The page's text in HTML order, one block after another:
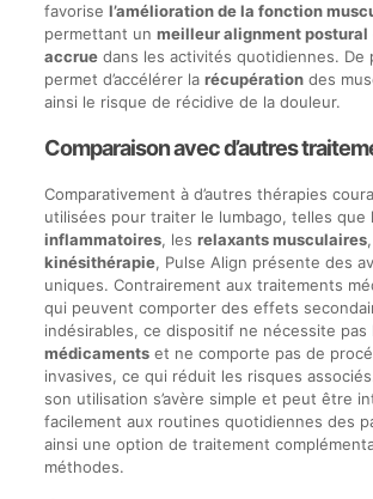
favorise l’amélioration de la fonction
permettant un meilleur alignment postural
accruedans les activités quotidiennes. De
permet d’accélérer la récupérationdes
ainsi le risque de récidive de la douleur.
Comparaison avec d’autres
Comparativement à d’autres thérapies
utilisées pour traiter le lumbago, telles que
inflammatoires, les relaxants musculaires
kinésithérapie, Pulse Align présente des
uniques. Contrairement aux traitements
qui peuvent comporter des effets
indésirables, ce dispositif ne nécessite pas
médicamentset ne comporte pas de
invasives, ce qui réduit les risques
son utilisation s’avère simple et peut être
facilement aux routines quotidiennes des
ainsi une option de traitement
méthodes.